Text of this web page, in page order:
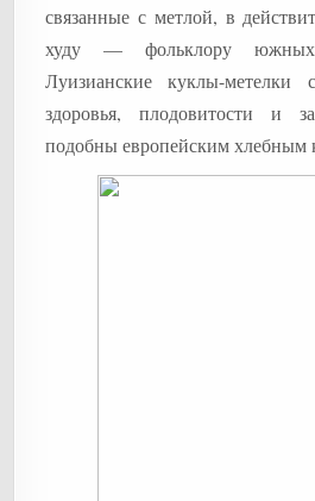
связанные с метлой, в
худу — фольклору южных
Луизианские куклы-метелки
здоровья, плодовитости и
подобны европейским хлебным